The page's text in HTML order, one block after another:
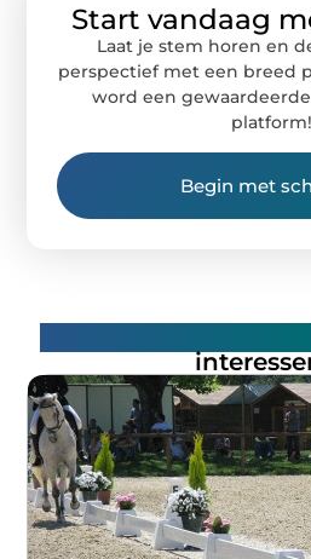
Start vandaag
Laat je stem horen en
perspectief met een breed
word een
platform!
Begin met